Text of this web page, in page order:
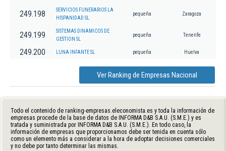
249.198
SERVICIOS FUNERARIOS LA
HISPANIDAD SL
pequeña Zaragoza
249.199
SISTEMAS DINAMICOS DE
GESTION SL
pequeña Tenerife
249.200 LUNA INFANTE SL pequeña Huelva
Ver Ranking de Empresas Nacional
Todo el contenido de ranking-empresas.eleconomista.es y toda la información de
empresas procede de la base de datos de INFORMA D&B S.A.U. (S.M.E.) y es
tratada y suministrada por INFORMA D&B S.A.U. (S.M.E.). En todo caso, la
información de empresas que proporcionamos debe ser tenida en cuenta sólo
como un elemento más a considerar a la hora de adoptar decisiones comerciales
y no debe por tanto determinar las mismas.